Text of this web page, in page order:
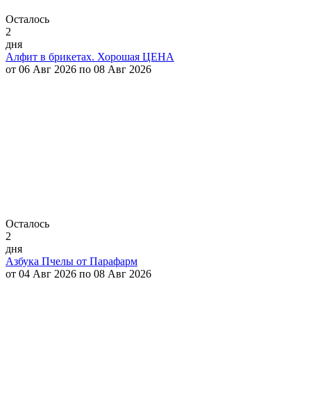
Осталось
2
дня
Алфит в брикетах. Хорошая ЦЕНА
от 06 Авг 2026 по 08 Авг 2026
Осталось
2
дня
Азбука Пчелы от Парафарм
от 04 Авг 2026 по 08 Авг 2026